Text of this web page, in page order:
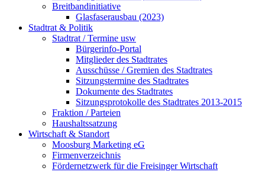
Breitbandinitiative
Glasfaserausbau (2023)
Stadtrat & Politik
Stadtrat / Termine usw
Bürgerinfo-Portal
Mitglieder des Stadtrates
Ausschüsse / Gremien des Stadtrates
Sitzungstermine des Stadtrates
Dokumente des Stadtrates
Sitzungsprotokolle des Stadtrates 2013-2015
Fraktion / Parteien
Haushaltssatzung
Wirtschaft & Standort
Moosburg Marketing eG
Firmenverzeichnis
Fördernetzwerk für die Freisinger Wirtschaft